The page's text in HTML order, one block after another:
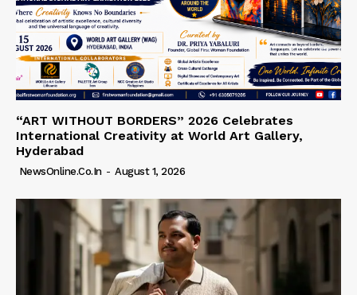
“ART WITHOUT BORDERS” 2026 Celebrates
International Creativity at World Art Gallery,
Hyderabad
NewsOnline.co.in - August 1, 2026